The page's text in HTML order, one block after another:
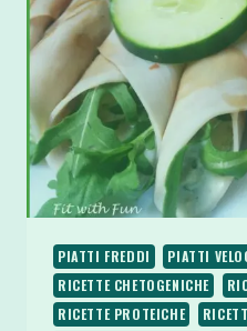
VEGAN
PROTEICA
SENZA
GLUTINE
E
ZUCCHERO
PIATTI FREDDI PIATTI
RICETTE CHETOGENICHE
RICETTE PROTEICHE